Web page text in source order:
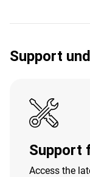
Support
Support
Access the